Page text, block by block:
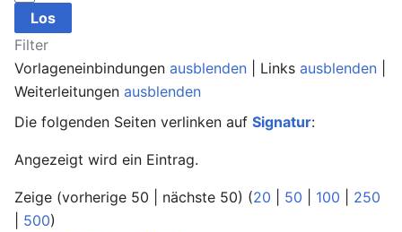
Filter
Vorlageneinbindungen ausblenden | Links ausblenden
Weiterleitungen ausblenden
Die folgenden Seiten verlinken auf Signatur:
Angezeigt wird ein Eintrag.
Zeige (vorherige 50 | nächste 50) (20 50 100
250
500)